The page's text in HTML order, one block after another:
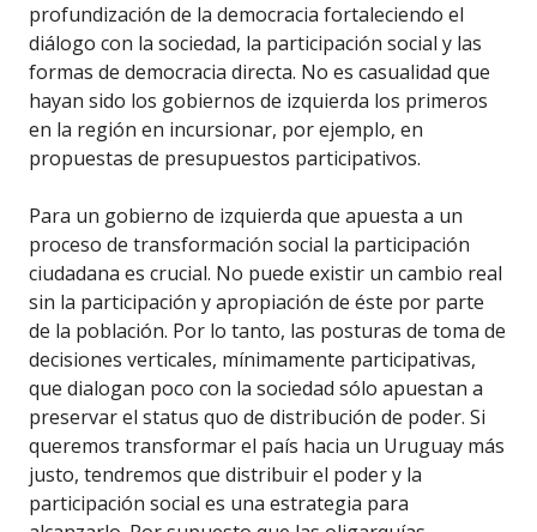
profundización de la democracia fortaleciendo el
diálogo con la sociedad, la participación social y las
formas de democracia directa. No es casualidad que
hayan sido los gobiernos de izquierda los primeros
en la región en incursionar, por ejemplo, en
propuestas de presupuestos participativos.
Para un gobierno de izquierda que apuesta a un
proceso de transformación social la participación
ciudadana es crucial. No puede existir un cambio real
sin la participación y apropiación de éste por parte
de la población. Por lo tanto, las posturas de toma de
decisiones verticales, mínimamente participativas,
que dialogan poco con la sociedad sólo apuestan a
preservar el status quo de distribución de poder. Si
queremos transformar el país hacia un Uruguay más
justo, tendremos que distribuir el poder y la
participación social es una estrategia para